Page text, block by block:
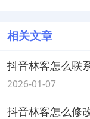
相关文章
抖音林客怎么联
2026-01-07
抖音林客怎么修